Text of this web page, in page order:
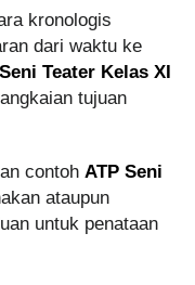
kronologis
dari waktu ke
Teater Kelas XI
tujuan
contoh ATP Seni
ataupun
untuk penataan